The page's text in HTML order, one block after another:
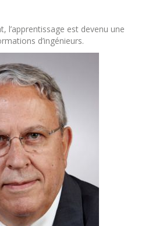
l’apprentissage est devenu une
d’ingénieurs.